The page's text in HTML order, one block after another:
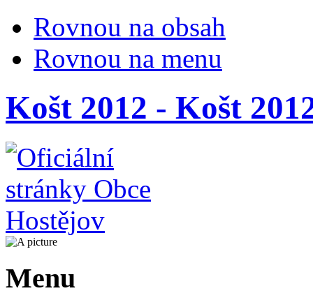
Rovnou na obsah
Rovnou na menu
Košt 2012 - Košt
Menu